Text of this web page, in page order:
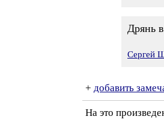
Дрянь
Сергей
+ добавить
На это